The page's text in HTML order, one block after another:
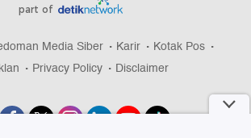
part of
Media Siber Karir
Kotak Pos
Privacy Policy Disclaimer